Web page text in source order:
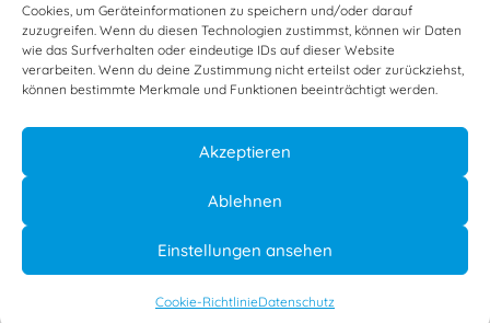
Cookies, um Geräteinformationen zu speichern und/oder darauf
zuzugreifen. Wenn du diesen Technologien zustimmst, können wir Daten
wie das Surfverhalten oder eindeutige IDs auf dieser Website
verarbeiten. Wenn du deine Zustimmung nicht erteilst oder zurückziehst,
können bestimmte Merkmale und Funktionen beeinträchtigt werden.
Akzeptieren
Ablehnen
Einstellungen ansehen
Cookie-RichtlinieDatenschutz
13 Bewertungen auf ProvenExpert.com
Datenschutz